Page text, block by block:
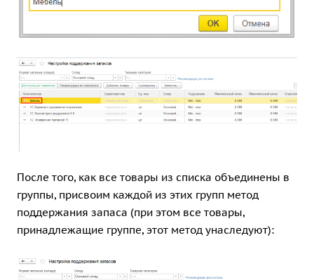
После того, как все товары из списка объединены в
группы, присвоим каждой из этих групп метод
поддержания запаса (при этом все товары,
принадлежащие группе, этот метод унаследуют):